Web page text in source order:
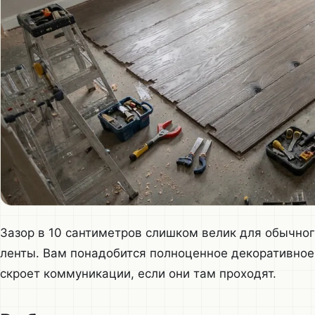
Зазор в 10 сантиметров слишком велик для
ленты. Вам понадобится полноценное
скроет коммуникации, если они там проходят.